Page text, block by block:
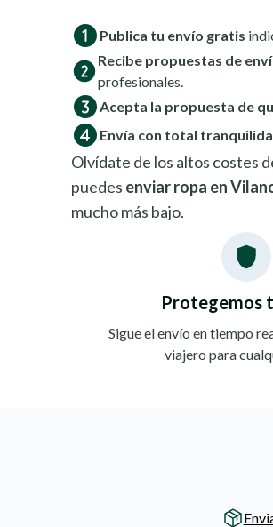
Publica tu envío gratis
Recibe propuestas de
profesionales.
Acepta la propuesta de
Envía con total
Olvídate de los altos costes
puedes enviar ropa en
mucho más bajo.
Protegemos
Sigue el envío en tiempo
viajero para